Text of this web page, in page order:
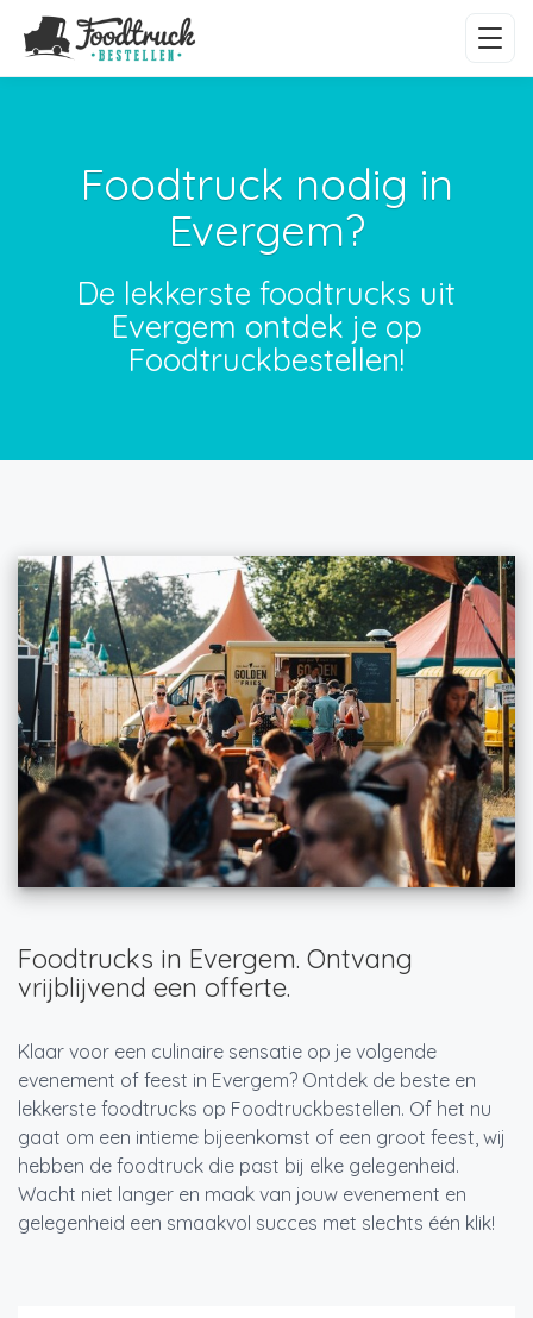
Foodtruck nodig in
Evergem?
De lekkerste foodtrucks uit
Evergem ontdek je op
Foodtruckbestellen!
Foodtrucks in Evergem. Ontvang
vrijblijvend een offerte.
Klaar voor een culinaire sensatie op je volgende
evenement of feest in Evergem? Ontdek de beste en
lekkerste foodtrucks op Foodtruckbestellen. Of het nu
gaat om een intieme bijeenkomst of een groot feest, wij
hebben de foodtruck die past bij elke gelegenheid.
Wacht niet langer en maak van jouw evenement en
gelegenheid een smaakvol succes met slechts één klik!